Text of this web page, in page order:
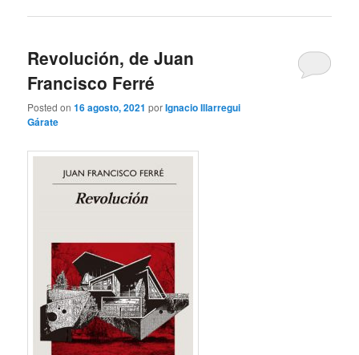
Revolución, de Juan
Francisco Ferré
Posted on16 agosto, 2021 porIgnacio Illarregui
Gárate